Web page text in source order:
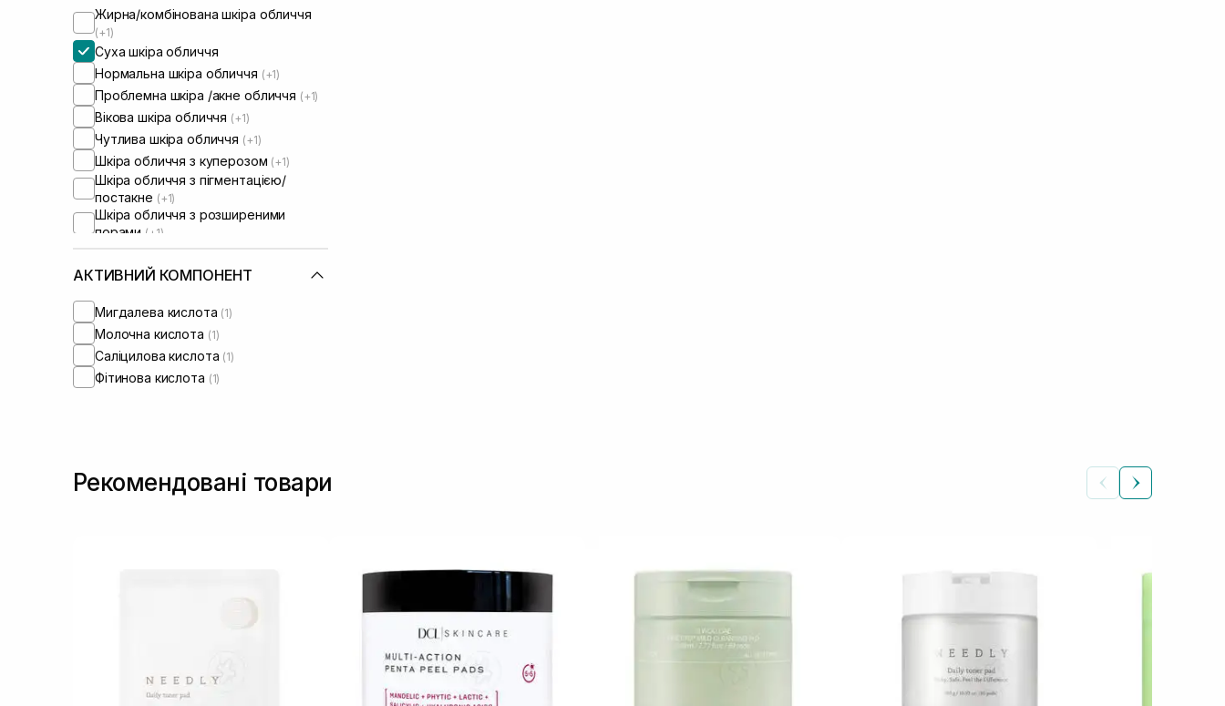
Жирна/комбінована шкіра обличчя
(+1)
Суха шкіра обличчя
Нормальна шкіра обличчя (+1)
Проблемна шкіра /акне обличчя (+1)
Вікова шкіра обличчя (+1)
Чутлива шкіра обличчя (+1)
Шкіра обличчя з куперозом (+1)
Шкіра обличчя з пігментацією/
постакне (+1)
Шкіра обличчя з розширеними
порами (+1)
АКТИВНИЙ КОМПОНЕНТ
Мигдалева кислота (1)
Молочна кислота (1)
Саліцилова кислота (1)
Фітинова кислота (1)
Рекомендовані товари